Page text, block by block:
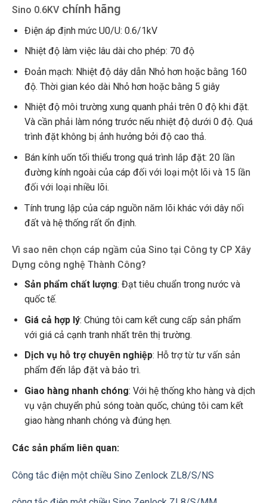
Sino 0.6KVchính hãng
Điện áp định mức U0/U: 0.6/1kV
Nhiệt độ làm việc lâu dài cho phép: 70 độ
Đoản mạch: Nhiệt độ dây dẫn Nhỏ hơn hoặc bằng 160
độ. Thời gian kéo dài Nhỏ hơn hoặc bằng 5 giây
Nhiệt độ môi trường xung quanh phải trên 0 độ khi đặt.
Và cần phải làm nóng trước nếu nhiệt độ dưới 0 độ. Quá
trình đặt không bị ảnh hưởng bởi độ cao thả.
Bán kính uốn tối thiểu trong quá trình lắp đặt: 20 lần
đường kính ngoài của cáp đối với loại một lõi và 15 lần
đối với loại nhiều lõi.
Tính trung lập của cáp nguồn năm lõi khác với dây nối
đất và hệ thống rất ổn định.
Vì sao nên chọn cáp ngầm của Sino tại Công ty CP Xây
Dựng công nghệ Thành Công?
Sản phẩm chất lượng: Đạt tiêu chuẩn trong nước và
quốc tế.
Giá cả hợp lý: Chúng tôi cam kết cung cấp sản phẩm
với giá cả cạnh tranh nhất trên thị trường.
Dịch vụ hỗ trợ chuyên nghiệp: Hỗ trợ từ tư vấn sản
phẩm đến lắp đặt và bảo trì.
Giao hàng nhanh chóng: Với hệ thống kho hàng và dịch
vụ vận chuyển phủ sóng toàn quốc, chúng tôi cam kết
giao hàng nhanh chóng và đúng hẹn.
Các sản phẩm liên quan:
Công tắc điện một chiều Sino Zenlock ZL8/S/NS